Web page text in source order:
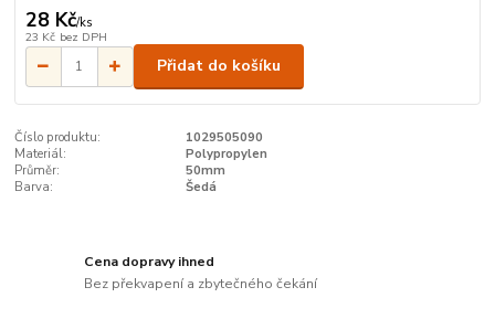
28 Kč/ks
23 Kč bez DPH
Přidat do košíku
Číslo produktu:
1029505090
Materiál:
Polypropylen
Průměr:
50mm
Barva:
Šedá
Cena dopravy ihned
Bez překvapení a zbytečného čekání